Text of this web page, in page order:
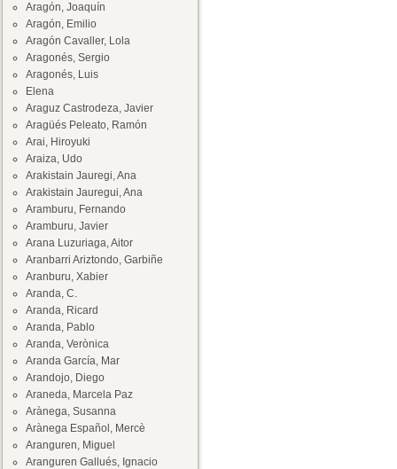
Aragón, Joaquín
Aragón, Emilio
Aragón Cavaller, Lola
Aragonés, Sergio
Aragonés, Luis
Elena
Araguz Castrodeza, Javier
Aragüés Peleato, Ramón
Arai, Hiroyuki
Araiza, Udo
Arakistain Jauregi, Ana
Arakistain Jauregui, Ana
Aramburu, Fernando
Aramburu, Javier
Arana Luzuriaga, Aitor
Aranbarri Ariztondo, Garbiñe
Aranburu, Xabier
Aranda, C.
Aranda, Ricard
Aranda, Pablo
Aranda, Verònica
Aranda García, Mar
Arandojo, Diego
Araneda, Marcela Paz
Arànega, Susanna
Arànega Español, Mercè
Aranguren, Miguel
Aranguren Gallués, Ignacio